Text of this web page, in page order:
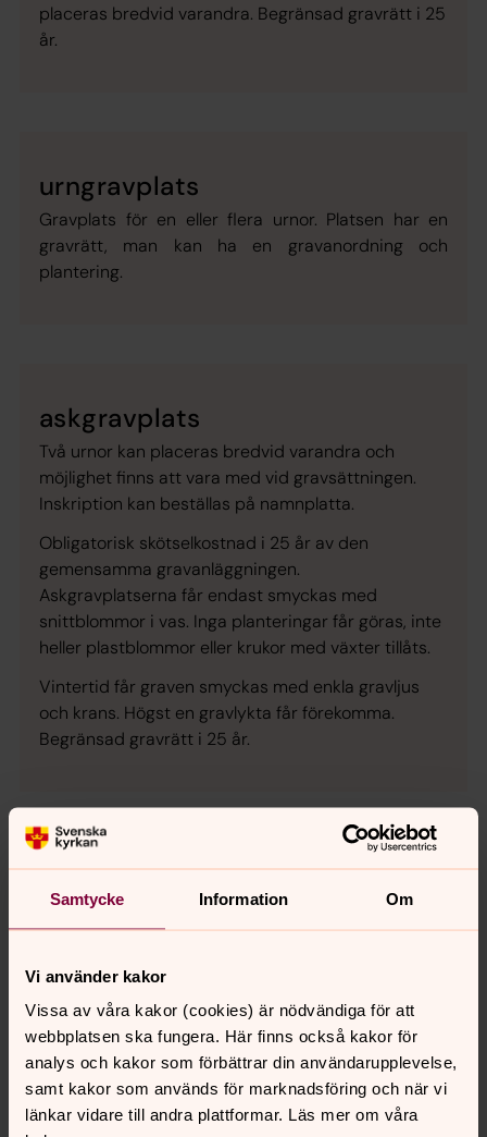
Samtycke Information Om
Vi använder kakor
Vissa av våra kakor (cookies) är nödvändiga för att
webbplatsen ska fungera. Här finns också kakor för
analys och kakor som förbättrar din användarupplevelse,
samt kakor som används för marknadsföring och när vi
länkar vidare till andra plattformar. Läs mer om våra
placeras bredvid varandra. Begränsad gravrätt i 25
år.
urngravplats
Gravplats för en eller flera urnor. Platsen har en
gravrätt, man kan ha en gravanordning och
plantering.
askgravplats
Två urnor kan placeras bredvid varandra och
möjlighet finns att vara med vid gravsättningen.
Inskription kan beställas på namnplatta.
Obligatorisk skötselkostnad i 25 år av den
gemensamma gravanläggningen.
Askgravplatserna får endast smyckas med
snittblommor i vas. Inga planteringar får göras, inte
heller plastblommor eller krukor med växter tillåts.
Vintertid får graven smyckas med enkla gravljus
och krans. Högst en gravlykta får förekomma.
Begränsad gravrätt i 25 år.
askgravlund
välkomna att vara med vid gravsättning som görs
med urna.
Två urnor kan placeras bredvid varandra.
På en stenpelare sätts namnbrickor upp som talar
om vilka som vilar i askgravlunden. Obligatorisk
skötselkostnad i 25 år av den gemensamma